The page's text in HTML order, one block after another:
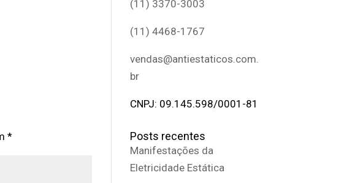
*
(11) 3370-3003
(11) 4468-1767
vendas@antiestaticos.com.
br
CNPJ: 09.145.598/0001-81
Posts recentes
Manifestações da
Eletricidade Estática